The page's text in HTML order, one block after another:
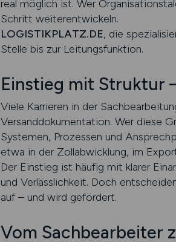
real möglich ist. Wer
Schritt weiterentwickeln.
LOGISTIKPLATZ.DE, die
Stelle bis zur Leitungsfunktion.
Einstieg mit Struktur
Viele Karrieren in der
Versanddokumentation. Wer diese
Systemen, Prozessen und
etwa in der Zollabwicklung, im
Der Einstieg ist häufig mit klarer
und Verlässlichkeit. Doch
auf – und wird gefördert.
Vom Sachbearbeiter